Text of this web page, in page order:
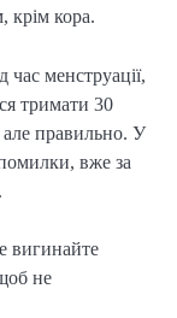
крім кора.
час менструації,
тримати 30
правильно. У
вже за
вигинайте
не